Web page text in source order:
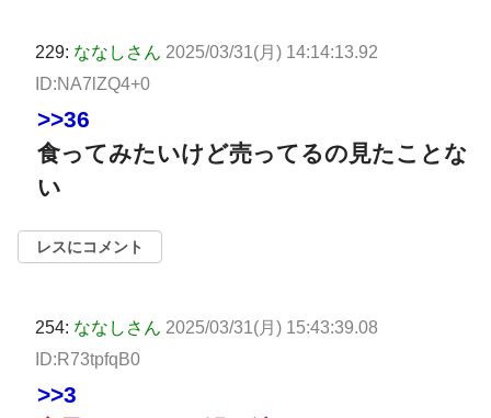
229: ななしさん 2025/03/31(月) 14:14:13.92
ID:NA7lZQ4+0
>>36
食ってみたいけど売ってるの見たことな
い
レスにコメント
254: ななしさん 2025/03/31(月) 15:43:39.08
ID:R73tpfqB0
>>3